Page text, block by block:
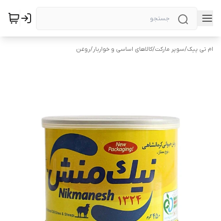
ام تی پیک/سوپر مارکت/کالاهای اساسی و خواربار/روغن